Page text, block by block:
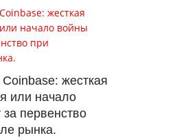
жесткая
или начало
первенство
рынка.